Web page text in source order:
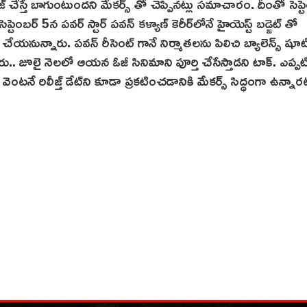
5న పవర్ స్టార్ పవన్ కళ్యాణ్ కెరీర్‌లోనే హైయెస్ట్ బడ్జెట్ తో
పవన్ రీసెంట్ గానే నిర్మాతలను పిలిచి బ్యాలెన్స్
జూలై నెలలో ఆయన ఓజీ సినిమాని పూర్తి చేసేస్తాడని టాక్.
రిలీజ్త్ డేట్‌ని కూడా ప్రకటించడానికి మేకర్స్ సిద్ధంగా